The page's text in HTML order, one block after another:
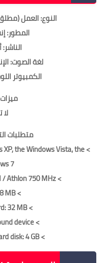
النوع: العمل
المطور:
لغة الصوت:
الكمبيوتر
لا
متطلبات
XP, the Windows Vista, the
7
> Processor: Pentium III / Athlon 750 MHz
> RAM: 128 MB
> Graphics Card: 32 MB
> Sound Card: Sound device
> Free space on hard disk: 4 GB